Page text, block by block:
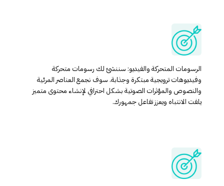
الرسومات المتحركة والفيديو: سننشئ لك رسومات متحركة
وفيديوهات ترويجية مبتكرة وجذابة. سوف نجمع العناصر المرئية
والنصوص والمؤثرات الصوتية بشكل احترافي لإنشاء محتوى متميز
يلفت الانتباه ويعزز تفاعل جمهورك.